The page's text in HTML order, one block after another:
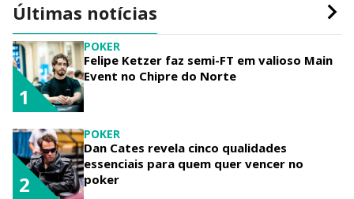
Últimas notícias
POKER
Felipe Ketzer faz semi-FT em valioso Main
Event no Chipre do Norte
1
POKER
Dan Cates revela cinco qualidades
essenciais para quem quer vencer no
poker
2